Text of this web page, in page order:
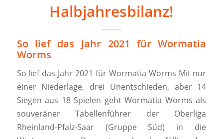
Halbjahresbilanz!
So lief das Jahr 2021 für Wormatia
Worms
So lief das Jahr 2021 für Wormatia Worms Mit nur
einer Niederlage, drei Unentschieden, aber 14
Siegen aus 18 Spielen geht Wormatia Worms als
souveräner Tabellenführer der Oberliga
Rheinland-Pfalz-Saar (Gruppe Süd) in die